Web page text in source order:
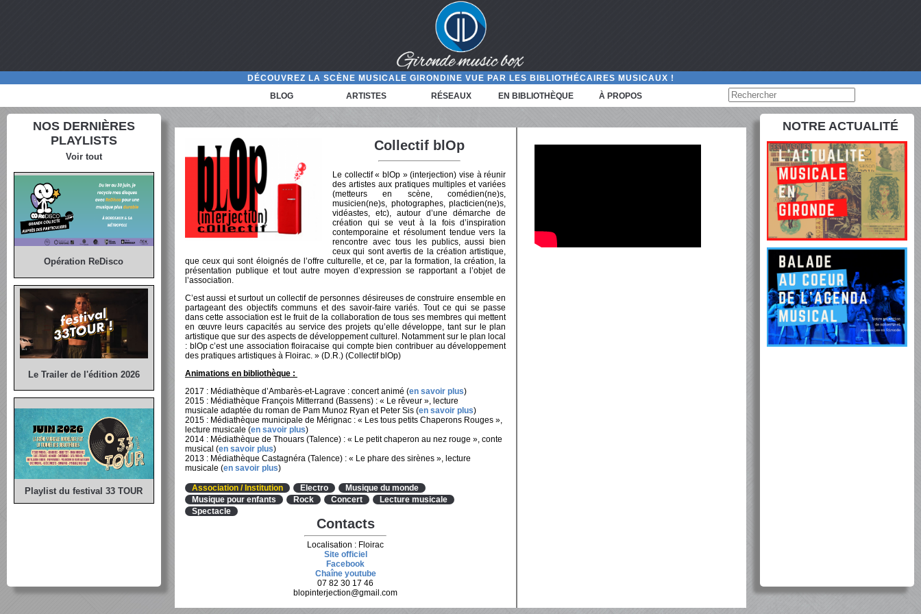
DÉCOUVREZ LA SCÈNE MUSICALE GIRONDINE VUE PAR LES BIBLIOTHÉCAIRES MUSICAUX !
BLOG
ARTISTES RÉSEAUX EN BIBLIOTHÈQUE À PROPOS
NOS DERNIÈRES
PLAYLISTS
Voir tout
Opération ReDisco
Le Trailer de l'édition 2026
Playlist du festival 33 TOUR
Collectif blOp
Le collectif « blOp » (interjection) vise à réunir
des artistes aux pratiques multiples et variées
(metteurs en scène, comédien(ne)s,
musicien(ne)s, photographes, placticien(ne)s,
vidéastes, etc), autour d’une démarche de
création qui se veut à la fois d’inspiration
contemporaine et résolument tendue vers la
rencontre avec tous les publics, aussi bien
ceux qui sont avertis de la création artistique,
que ceux qui sont éloignés de l’offre culturelle, et ce, par la formation, la création, la
présentation publique et tout autre moyen d’expression se rapportant a l’objet de
l’association.
C’est aussi et surtout un collectif de personnes désireuses de construire ensemble en
partageant des objectifs communs et des savoir-faire variés. Tout ce qui se passe
dans cette association est le fruit de la collaboration de tous ses membres qui mettent
en œuvre leurs capacités au service des projets qu’elle développe, tant sur le plan
artistique que sur des aspects de développement culturel. Notamment sur le plan local
: blOp c’est une association floiracaise qui compte bien contribuer au développement
des pratiques artistiques à Floirac. » (D.R.) (Collectif blOp)
Animations en bibliothèque :
2017 : Médiathèque d’Ambarès-et-Lagrave : concert animé (en savoir plus)
2015 : Médiathèque François Mitterrand (Bassens) : « Le rêveur », lecture
musicale adaptée du roman de Pam Munoz Ryan et Peter Sis (en savoir plus)
2015 : Médiathèque municipale de Mérignac : « Les tous petits Chaperons Rouges »,
lecture musicale (en savoir plus)
2014 : Médiathèque de Thouars (Talence) : « Le petit chaperon au nez rouge », conte
musical (en savoir plus)
2013 : Médiathèque Castagnéra (Talence) : « Le phare des sirènes », lecture
musicale (en savoir plus)
Association / Institution Electro
Musique du monde
Musique pour enfants
Rock Concert
Lecture musicale
Spectacle
Contacts
Localisation : Floirac
Site officiel
Facebook
Chaîne youtube
07 82 30 17 46
blopinterjection@gmail.com
NOTRE ACTUALITÉ